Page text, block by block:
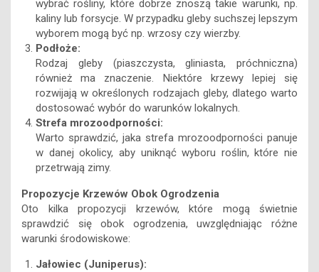
wybrać rośliny, które dobrze znoszą takie warunki, np.
kaliny lub forsycje. W przypadku gleby suchszej lepszym
wyborem mogą być np. wrzosy czy wierzby.
Podłoże:
Rodzaj gleby (piaszczysta, gliniasta, próchniczna)
również ma znaczenie. Niektóre krzewy lepiej się
rozwijają w określonych rodzajach gleby, dlatego warto
dostosować wybór do warunków lokalnych.
Strefa mrozoodporności:
Warto sprawdzić, jaka strefa mrozoodporności panuje
w danej okolicy, aby uniknąć wyboru roślin, które nie
przetrwają zimy.
Propozycje Krzewów Obok Ogrodzenia
Oto kilka propozycji krzewów, które mogą świetnie
sprawdzić się obok ogrodzenia, uwzględniając różne
warunki środowiskowe:
Jałowiec (Juniperus):